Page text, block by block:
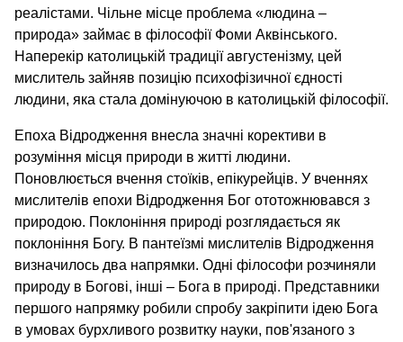
реалістами. Чільне місце проблема «людина –
природа» займає в філософії Фоми Аквінського.
Наперекір католицькій традиції августенізму, цей
мислитель зайняв позицію психофізичної єдності
людини, яка стала домінуючою в католицькій філософії.
Епоха Відродження внесла значні корективи в
розуміння місця природи в житті людини.
Поновлюється вчення стоїків, епікурейців. У вченнях
мислителів епохи Відродження Бог ототожнювався з
природою. Поклоніння природі розглядається як
поклоніння Богу. В пантеїзмі мислителів Відродження
визначилось два напрямки. Одні філософи розчиняли
природу в Богові, інші – Бога в природі. Представники
першого напрямку робили спробу закріпити ідею Бога
в умовах бурхливого розвитку науки, пов'язаного з